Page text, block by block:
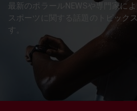
最新のポラールNEWSや専門家に
スポーツに関する話題のトピック
す。